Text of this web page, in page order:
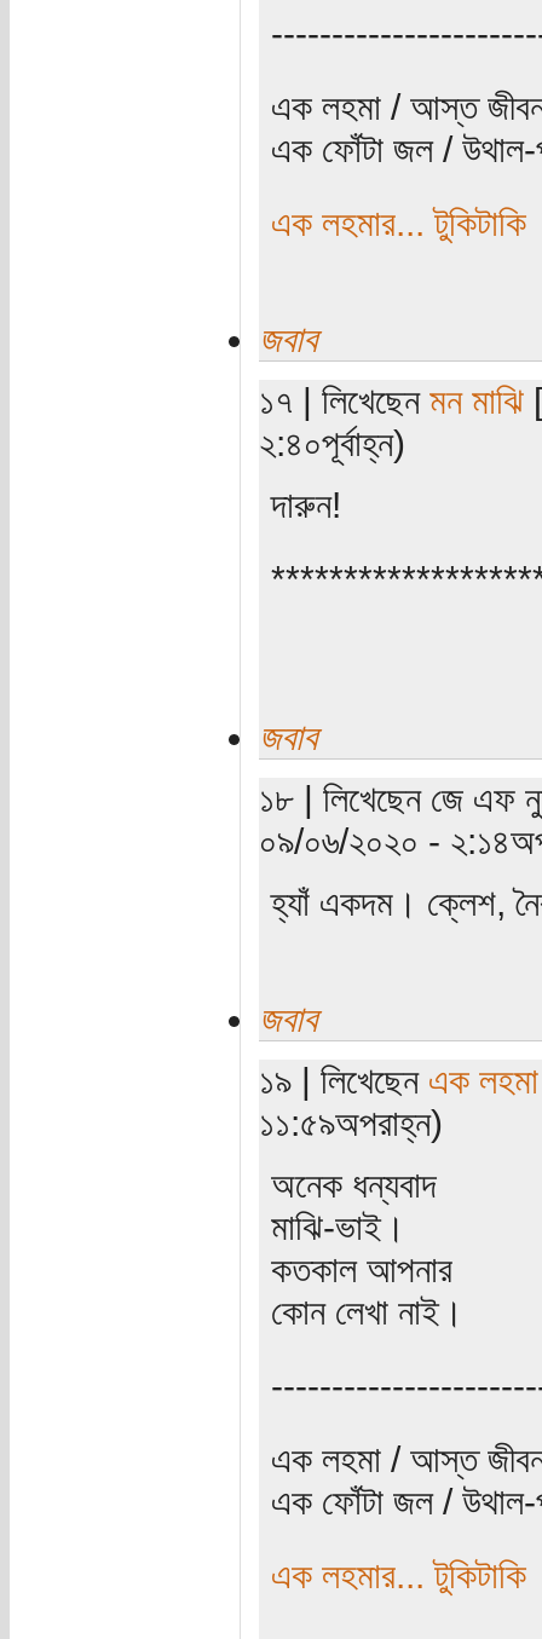
এক লহমা / আস্ত
এক ফোঁটা জল /
এক লহমার... টুকিটাকি
জবাব
১৭ | লিখেছেন মন মাঝি
২:৪০পূর্বাহ্ন)
দারুন!
জবাব
১৮ | লিখেছেন জে এফ
০৯/০৬/২০২০ -
হ্যাঁ একদম। ক্লেশ,
জবাব
১৯ | লিখেছেন এক লহমা
১১:৫৯অপরাহ্ন)
অনেক ধন্যবাদ
মাঝি-ভাই।
কতকাল আপনার
কোন লেখা নাই।
এক লহমা / আস্ত
এক ফোঁটা জল /
এক লহমার... টুকিটাকি